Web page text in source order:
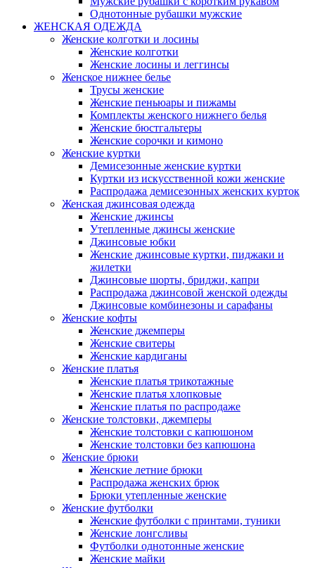
Однотонные рубашки мужские
ЖЕНСКАЯ ОДЕЖДА
Женские колготки и лосины
Женские колготки
Женские лосины и леггинсы
Женское нижнее белье
Трусы женские
Женские пеньюары и пижамы
Комплекты женского нижнего белья
Женские бюстгальтеры
Женские сорочки и кимоно
Женские куртки
Демисезонные женские куртки
Куртки из искусственной кожи женские
Распродажа демисезонных женских курток
Женская джинсовая одежда
Женские джинсы
Утепленные джинсы женские
Джинсовые юбки
Женские джинсовые куртки, пиджаки и
жилетки
Джинсовые шорты, бриджи, капри
Распродажа джинсовой женской одежды
Джинсовые комбинезоны и сарафаны
Женские кофты
Женские джемперы
Женские свитеры
Женские кардиганы
Женские платья
Женские платья трикотажные
Женские платья хлопковые
Женские платья по распродаже
Женские толстовки, джемперы
Женские толстовки с капюшоном
Женские толстовки без капюшона
Женские брюки
Женские летние брюки
Распродажа женских брюк
Брюки утепленные женские
Женские футболки
Женские футболки с принтами, туники
Женские лонгсливы
Футболки однотонные женские
Женские майки